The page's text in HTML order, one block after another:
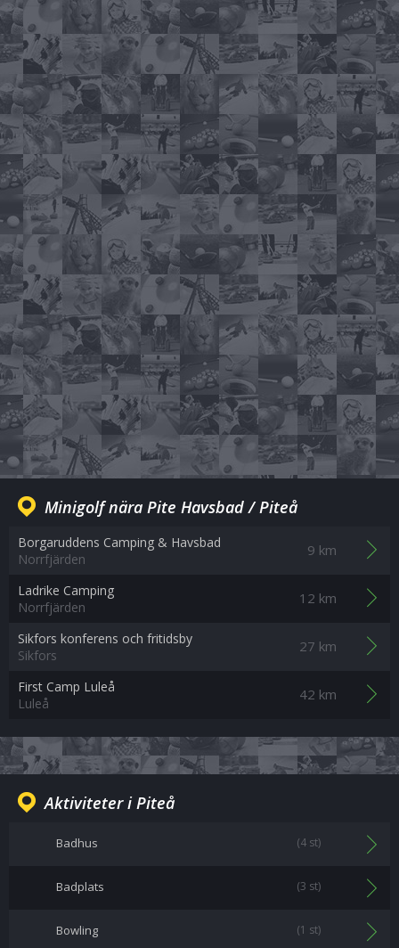
Minigolf nära Pite Havsbad / Piteå
Borgaruddens Camping & Havsbad
Norrfjärden
9 km
Ladrike Camping
Norrfjärden
12 km
Sikfors konferens och fritidsby
Sikfors
27 km
First Camp Luleå
Luleå
42 km
Aktiviteter i Piteå
Badhus (4 st)
Badplats (3 st)
Bowling (1 st)